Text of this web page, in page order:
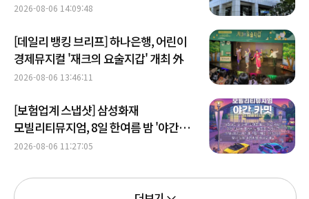
2026-08-06 14:09:48
[데일리 뱅킹 브리프] 하나은행, 어린이
경제뮤지컬 '재크의 요술지갑' 개최 外
2026-08-06 13:46:11
[보험업계 스냅샷] 삼성화재
모빌리티뮤지엄, 8일 한여름 밤 '야간
카밋' 개최
2026-08-06 11:27:05